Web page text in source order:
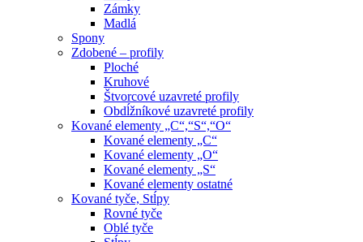
Zámky
Madlá
Spony
Zdobené – profily
Ploché
Kruhové
Štvorcové uzavreté profily
Obdĺžníkové uzavreté profily
Kované elementy „C“,“S“,“O“
Kované elementy „C“
Kované elementy „O“
Kované elementy „S“
Kované elementy ostatné
Kované tyče, Stĺpy
Rovné tyče
Oblé tyče